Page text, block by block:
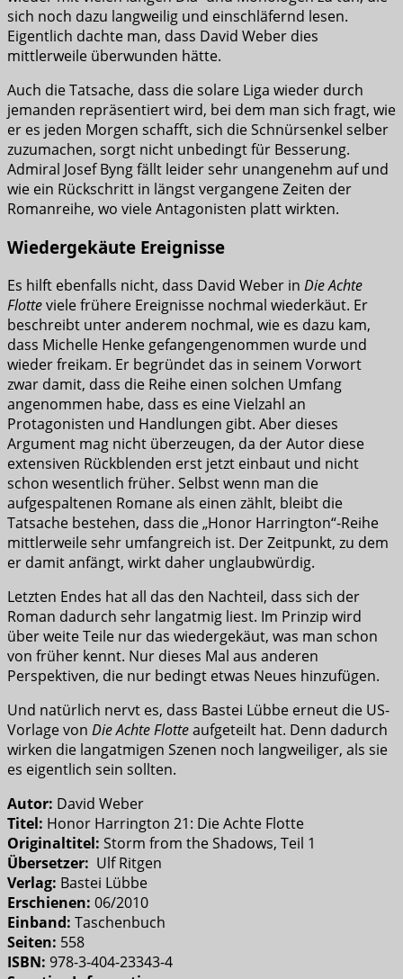
sich noch dazu langweilig und einschläfernd lesen.
Eigentlich dachte man, dass David Weber dies
mittlerweile überwunden hätte.
Auch die Tatsache, dass die solare Liga wieder durch
jemanden repräsentiert wird, bei dem man sich fragt, wie
er es jeden Morgen schafft, sich die Schnürsenkel selber
zuzumachen, sorgt nicht unbedingt für Besserung.
Admiral Josef Byng fällt leider sehr unangenehm auf und
wie ein Rückschritt in längst vergangene Zeiten der
Romanreihe, wo viele Antagonisten platt wirkten.
Wiedergekäute Ereignisse
Es hilft ebenfalls nicht, dass David Weber in Die Achte
Flotteviele frühere Ereignisse nochmal wiederkäut. Er
beschreibt unter anderem nochmal, wie es dazu kam,
dass Michelle Henke gefangengenommen wurde und
wieder freikam. Er begründet das in seinem Vorwort
zwar damit, dass die Reihe einen solchen Umfang
angenommen habe, dass es eine Vielzahl an
Protagonisten und Handlungen gibt. Aber dieses
Argument mag nicht überzeugen, da der Autor diese
extensiven Rückblenden erst jetzt einbaut und nicht
schon wesentlich früher. Selbst wenn man die
aufgespaltenen Romane als einen zählt, bleibt die
Tatsache bestehen, dass die „Honor Harrington“-Reihe
mittlerweile sehr umfangreich ist. Der Zeitpunkt, zu dem
er damit anfängt, wirkt daher unglaubwürdig.
Letzten Endes hat all das den Nachteil, dass sich der
Roman dadurch sehr langatmig liest. Im Prinzip wird
über weite Teile nur das wiedergekäut, was man schon
von früher kennt. Nur dieses Mal aus anderen
Perspektiven, die nur bedingt etwas Neues hinzufügen.
Und natürlich nervt es, dass Bastei Lübbe erneut die US-
Vorlage von Die Achte Flotteaufgeteilt hat. Denn dadurch
wirken die langatmigen Szenen noch langweiliger, als sie
es eigentlich sein sollten.
Autor: David Weber
Titel: Honor Harrington 21: Die Achte Flotte
Originaltitel: Storm from the Shadows, Teil 1
Übersetzer: Ulf Ritgen
Verlag: Bastei Lübbe
Erschienen: 06/2010
Einband: Taschenbuch
Seiten: 558
ISBN: 978-3-404-23343-4